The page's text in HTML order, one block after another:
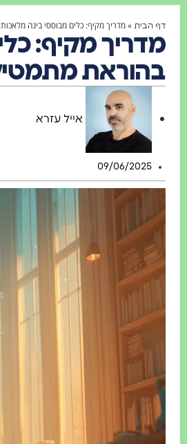
דף הבית »מדריך מקיף: כלים מבוססי בינה
מדריך מקיף:
בהוראת
אייל עזרא
09/06/2025